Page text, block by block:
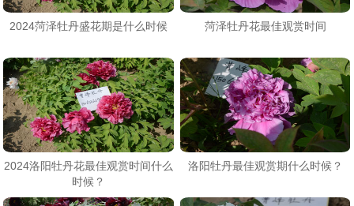
2024菏泽牡丹盛花期是什么时候 菏泽牡丹花最佳观赏时间
2024洛阳牡丹花最佳观赏时间什么
时候？
洛阳牡丹最佳观赏期什么时候？